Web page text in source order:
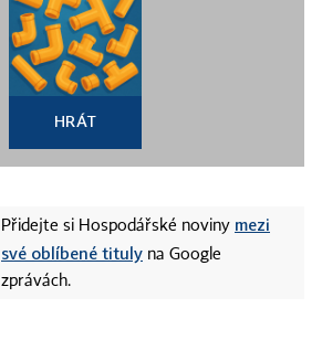
HRÁT
Přidejte si Hospodářské noviny mezi
své oblíbené tituly na Google
zprávách.